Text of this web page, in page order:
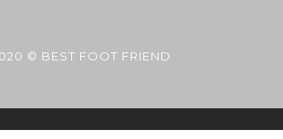
© BEST FOOT FRIEND